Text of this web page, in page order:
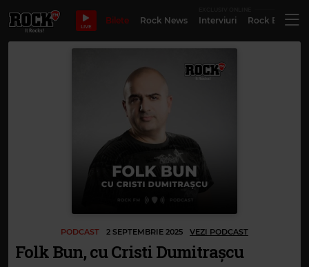
LIVE
Bilete Rock News Interviuri Rock
PODCAST 2 SEPTEMBRIE 2025 VEZI PODCAST
Folk Bun, cu Cristi Dumitrașcu